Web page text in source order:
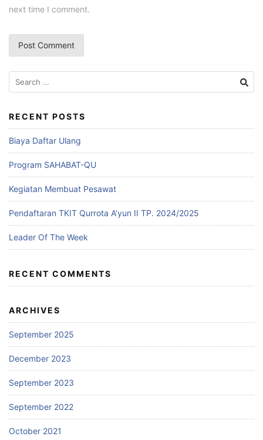
next time I comment.
RECENT POSTS
Biaya Daftar Ulang
Program SAHABAT-QU
Kegiatan Membuat Pesawat
Pendaftaran TKIT Qurrota A’yun II TP. 2024/2025
Leader Of The Week
RECENT COMMENTS
ARCHIVES
September 2025
December 2023
September 2023
September 2022
October 2021